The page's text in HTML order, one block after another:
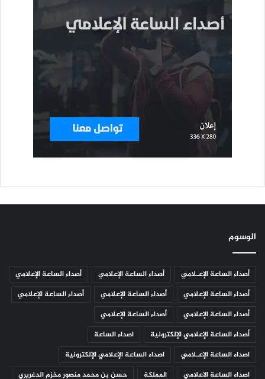
الوسوم
أصداء الساعة الإعـلامي أصداء الساعة الإعلامي
أصداء الساعة الإعلامي
أصداء الساعة الإعلامي
أصداء الساعة الإعلامي
أصداء الساعة الإعلامي
أصداء الساعة الإعلامي
أصداء الساعة الإعلامي
أصداء الساعة الإعلامي الإلكترونية
اصداء الساعة
اصداء الساعة الإعـلامي
اصداء الساعة الإعلامي الإلكترونية
اصداء الساعة الاعلامي
المملكة حسن بن محمد منصور مخزم الدغريري